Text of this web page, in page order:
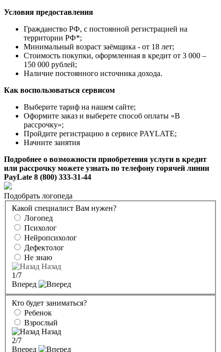
Условия предоставления
Гражданство РФ, с постоянной регистрацией на
территории РФ*;
Минимальный возраст заёмщика - от 18 лет;
Стоимость покупки, оформленная в кредит от 3 000 –
150 000 рублей;
Наличие постоянного источника дохода.
Как воспользоваться сервисом
Выберите тариф на нашем сайте;
Оформите заказ и выберете способ оплаты «В
рассрочку»;
Пройдите регистрацию в сервисе PAYLATE;
Начните занятия
Подробнее о возможности приобретения услуги в кредит
или рассрочку можете узнать по телефону горячей линии
PayLate 8 (800) 333-31-44
Подобрать логопеда
Какой специалист Вам нужен?
Логопед
Психолог
Нейропсихолог
Дефектолог
Не знаю
Назад
1/7
Вперед
Кто будет заниматься?
Ребенок
Взрослый
Назад
2/7
Вперед